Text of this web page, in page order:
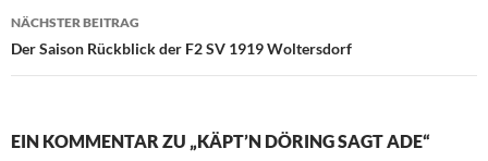
NÄCHSTER BEITRAG
Der Saison Rückblick der F2 SV 1919 Woltersdorf
EIN KOMMENTAR ZU „KÄPT’N DÖRING SAGT ADE“